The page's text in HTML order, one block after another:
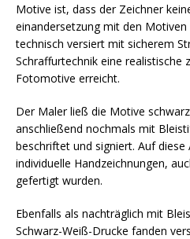
Motive ist, dass der Zeichner
einandersetzung mit den
technisch versiert mit sicherem
Schraffurtechnik eine realistische
Fotomotive erreicht.
Der Maler ließ die Motive
an­schließend nochmals mit
beschriftet und signiert. Auf
individuelle Hand­zeichnungen,
gefertigt wurden.
Ebenfalls als nachträglich mit
Schwarz-Weiß-Drucke fanden